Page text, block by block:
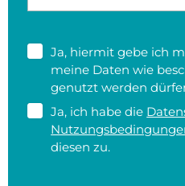
Ja, hiermit gebe ich
meine Daten wie
genutzt werden
Ja, ich habe die
diesen zu.